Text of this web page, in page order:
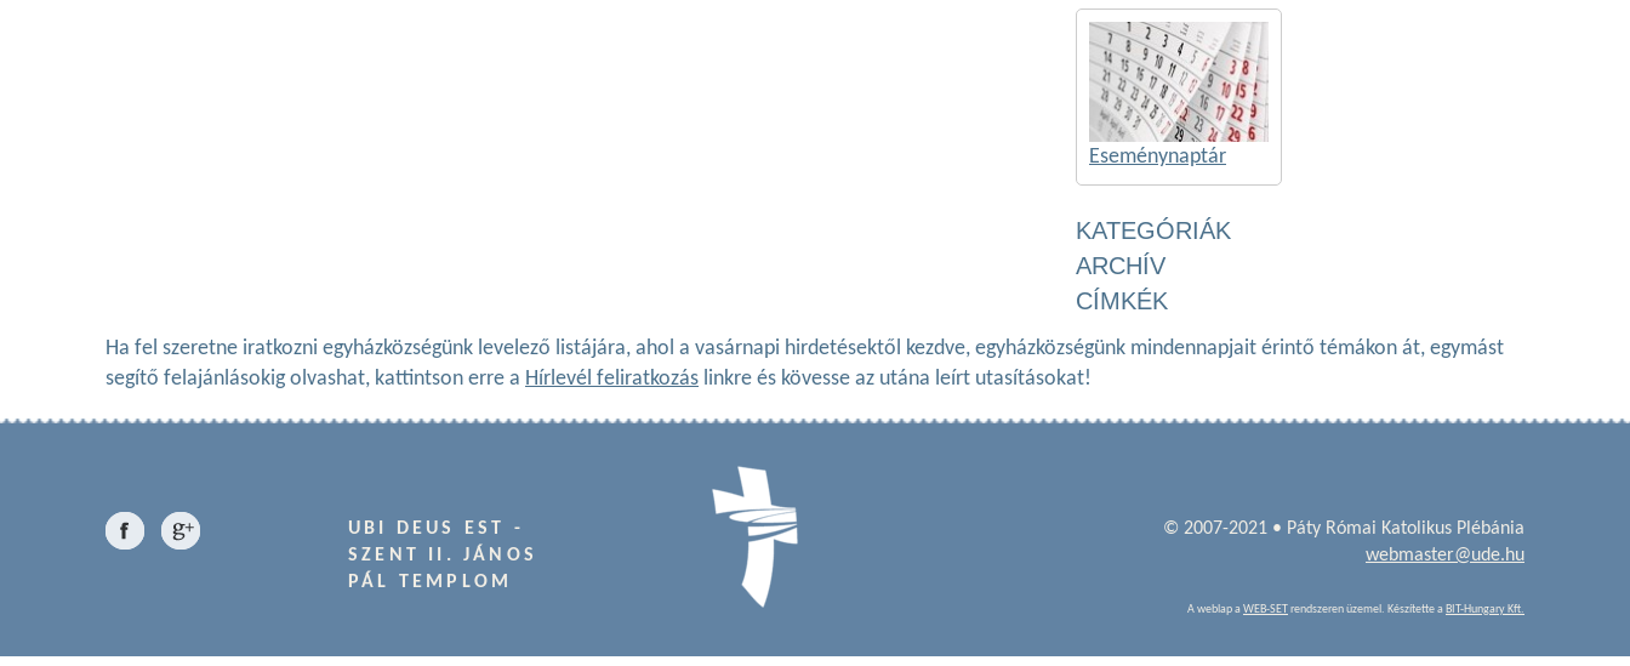
Eseménynaptár
KATEGÓRIÁK
ARCHÍV
CÍMKÉK
Ha fel szeretne iratkozni egyházközségünk levelező listájára, ahol a vasárnapi hirdetésektől kezdve, egyházközségünk mindennapjait érintő témákon át, egymást
segítő felajánlásokig olvashat, kattintson erre a Hírlevél feliratkozás linkre és kövesse az utána leírt utasításokat!
UBI DEUS EST -
SZENT II. JÁNOS
PÁL TEMPLOM
© 2007-2021 • Páty Római Katolikus Plébánia
webmaster@ude.hu
A weblap aWEB-SETrendszeren üzemel. Készítette a BIT-Hungary Kft.